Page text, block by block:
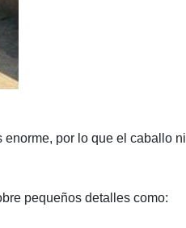
enorme, por lo que el caballo ni
pequeños detalles como: